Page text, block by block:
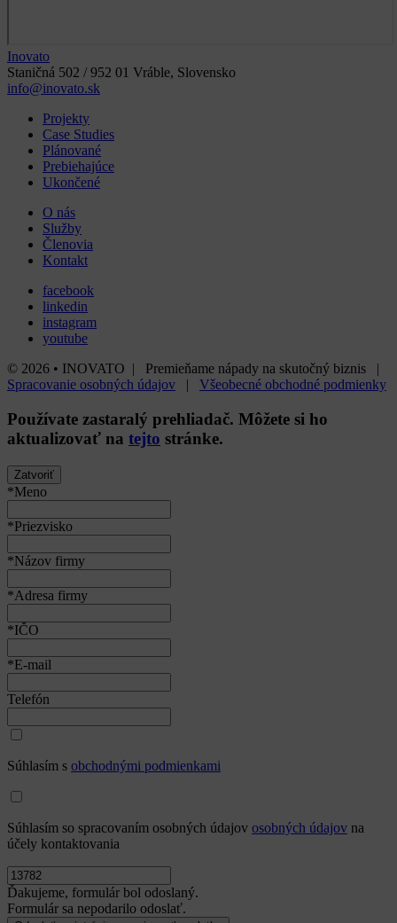
Inovato
Staničná 502 / 952 01 Vráble, Slovensko
info@inovato.sk
Projekty
Case Studies
Plánované
Prebiehajúce
Ukončené
O nás
Služby
Členovia
Kontakt
facebook
linkedin
instagram
youtube
© 2026 • INOVATO | Premieňame nápady na skutočný biznis |
Spracovanie osobných údajov | Všeobecné obchodné podmienky
Používate zastaralý prehliadač. Môžete si ho
aktualizovať na tejto stránke.
Zatvoriť
*Meno
*Priezvisko
*Názov firmy
*Adresa firmy
*IČO
*E-mail
Telefón
Súhlasím s obchodnými podmienkami
Súhlasím so spracovaním osobných údajov osobných údajov na
účely kontaktovania
Ďakujeme, formulár bol odoslaný.
Formulár sa nepodarilo odoslať.